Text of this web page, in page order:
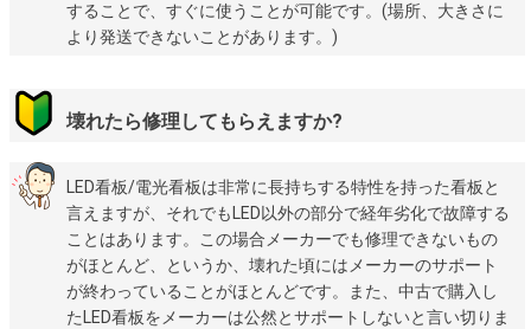
することで、すぐに使うことが可能です。(場所、大きさに
より発送できないことがあります。)
壊れたら修理してもらえますか?
LED看板/電光看板は非常に長持ちする特性を持った看板と
言えますが、それでもLED以外の部分で経年劣化で故障する
ことはあります。この場合メーカーでも修理できないもの
がほとんど、というか、壊れた頃にはメーカーのサポート
が終わっていることがほとんどです。また、中古で購入し
たLED看板をメーカーは公然とサポートしないと言い切りま